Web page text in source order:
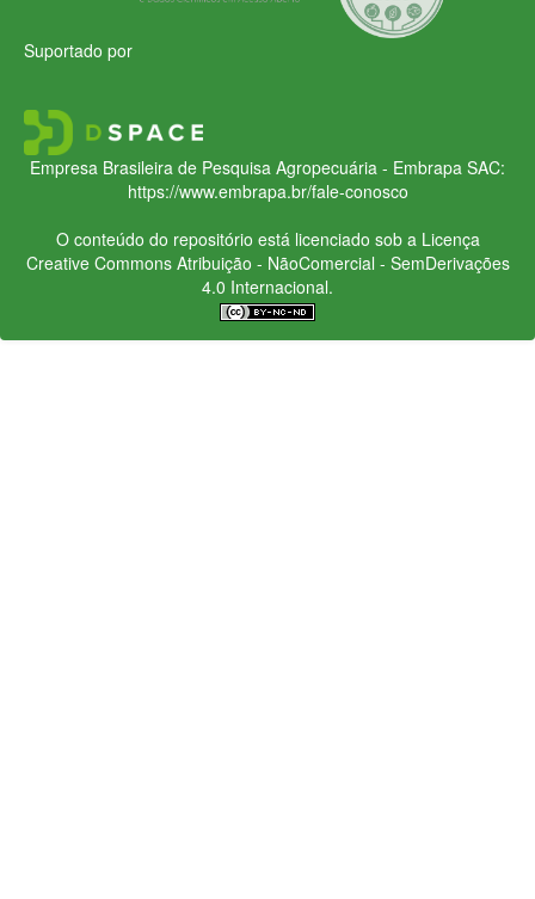
Suportado por
Empresa Brasileira de Pesquisa Agropecuária - Embrapa SAC:
https://www.embrapa.br/fale-conosco
O conteúdo do repositório está licenciado sob a Licença
Creative CommonsAtribuição - NãoComercial - SemDerivações
4.0 Internacional.